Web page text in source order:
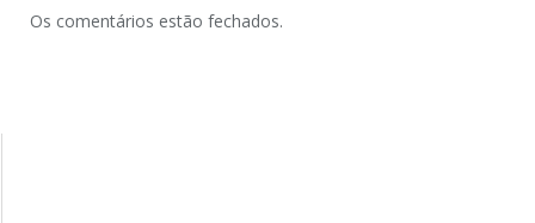
Os comentários estão fechados.